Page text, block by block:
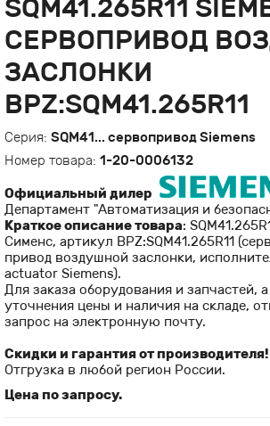
SQM41.265R11
СЕРВОПРИВОД
ЗАСЛОНКИ
BPZ:SQM41.265R11
Серия: SQM41... сервопривод Siemens
Номер товара: 1-20-0006132
Официальный дилер
Департамент "Автоматизация и
Краткое описание товара:
Сименс, артикул BPZ:SQM41.265R11
привод воздушной заслонки,
actuator Siemens).
Для заказа оборудования и запчастей,
уточнения цены и наличия на складе,
запрос на электронную почту.
Скидки и гарантия от производителя!
Отгрузка в любой регион России.
Цена по запросу.